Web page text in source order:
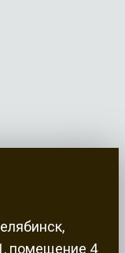
помещение 4